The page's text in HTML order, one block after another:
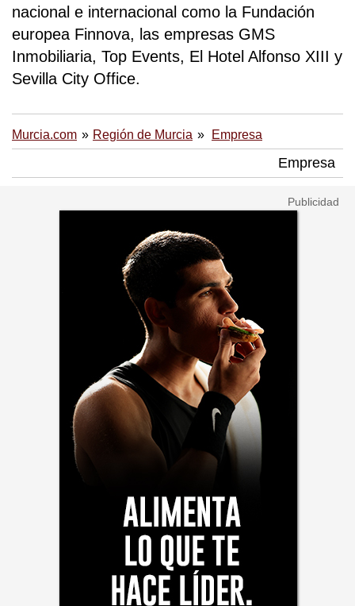
nacional e internacional como la Fundación
europea Finnova, las empresas GMS
Inmobiliaria, Top Events, El Hotel Alfonso XIII y
Sevilla City Office.
Murcia.com Región de Murcia Empresa
Empresa